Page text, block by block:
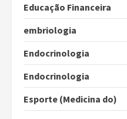
Educação Financeira
embriologia
Endocrinologia
Endocrinologia
Esporte (Medicina do)